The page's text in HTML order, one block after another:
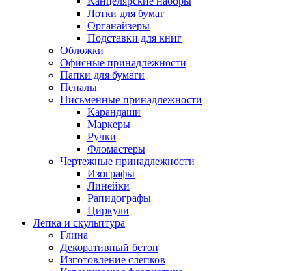
Лотки для бумаг
Органайзеры
Подставки для книг
Обложки
Офисные принадлежности
Папки для бумаги
Пеналы
Письменные принадлежности
Карандаши
Маркеры
Ручки
Фломастеры
Чертежные принадлежности
Изографы
Линейки
Рапидографы
Циркули
Лепка и скульптура
Глина
Декоративный бетон
Изготовление слепков